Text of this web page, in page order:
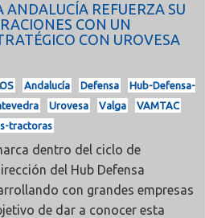
ANDALUCÍA REFUERZA SU
CON UN
CON UROVESA
Andalucía Defensa
Hub-Defensa-
Urovesa Valga
VAMTAC
tractoras
dentro del ciclo de
del Hub Defensa
con grandes empresas
de dar a conocer esta